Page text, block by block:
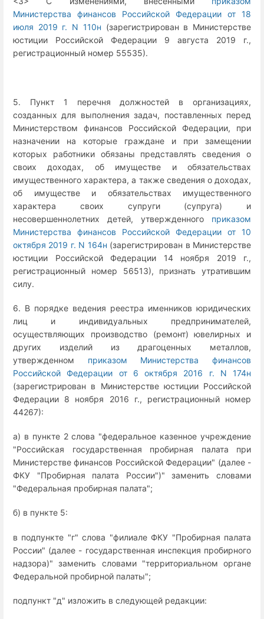
Министерства финансов Российской Федерации от 18
июля 2019 г. N 110н (зарегистрирован в Министерстве
юстиции Российской Федерации 9 августа 2019 г.,
регистрационный номер 55535).
5. Пункт 1 перечня должностей в организациях,
созданных для выполнения задач, поставленных перед
Министерством финансов Российской Федерации, при
назначении на которые граждане и при замещении
которых работники обязаны представлять сведения о
своих доходах, об имуществе и обязательствах
имущественного характера, а также сведения о доходах,
об имуществе и обязательствах имущественного
характера своих супруги (супруга) и
несовершеннолетних детей, утвержденного приказом
Министерства финансов Российской Федерации от 10
октября 2019 г. N 164н (зарегистрирован в Министерстве
юстиции Российской Федерации 14 ноября 2019 г.,
регистрационный номер 56513), признать утратившим
силу.
6. В порядке ведения реестра именников юридических
лиц и индивидуальных предпринимателей,
осуществляющих производство (ремонт) ювелирных и
других изделий из драгоценных металлов,
утвержденном приказом Министерства финансов
Российской Федерации от 6 октября 2016 г. N 174н
(зарегистрирован в Министерстве юстиции Российской
Федерации 8 ноября 2016 г., регистрационный номер
44267):
а) в пункте 2 слова "федеральное казенное учреждение
"Российская государственная пробирная палата при
Министерстве финансов Российской Федерации" (далее -
ФКУ "Пробирная палата России")" заменить словами
"Федеральная пробирная палата";
б) в пункте 5:
в подпункте "г" слова "филиале ФКУ "Пробирная палата
России" (далее - государственная инспекция пробирного
надзора)" заменить словами "территориальном органе
Федеральной пробирной палаты";
подпункт "д" изложить в следующей редакции: